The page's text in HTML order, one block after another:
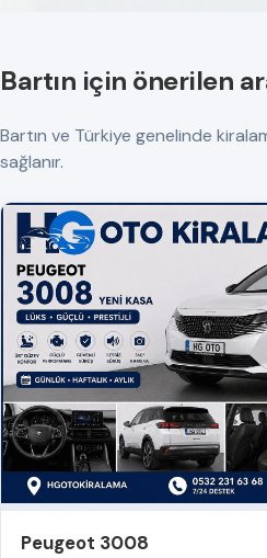
Bartın için önerilen
Bartın ve Türkiye genelinde
sağlanır.
Peugeot 3008